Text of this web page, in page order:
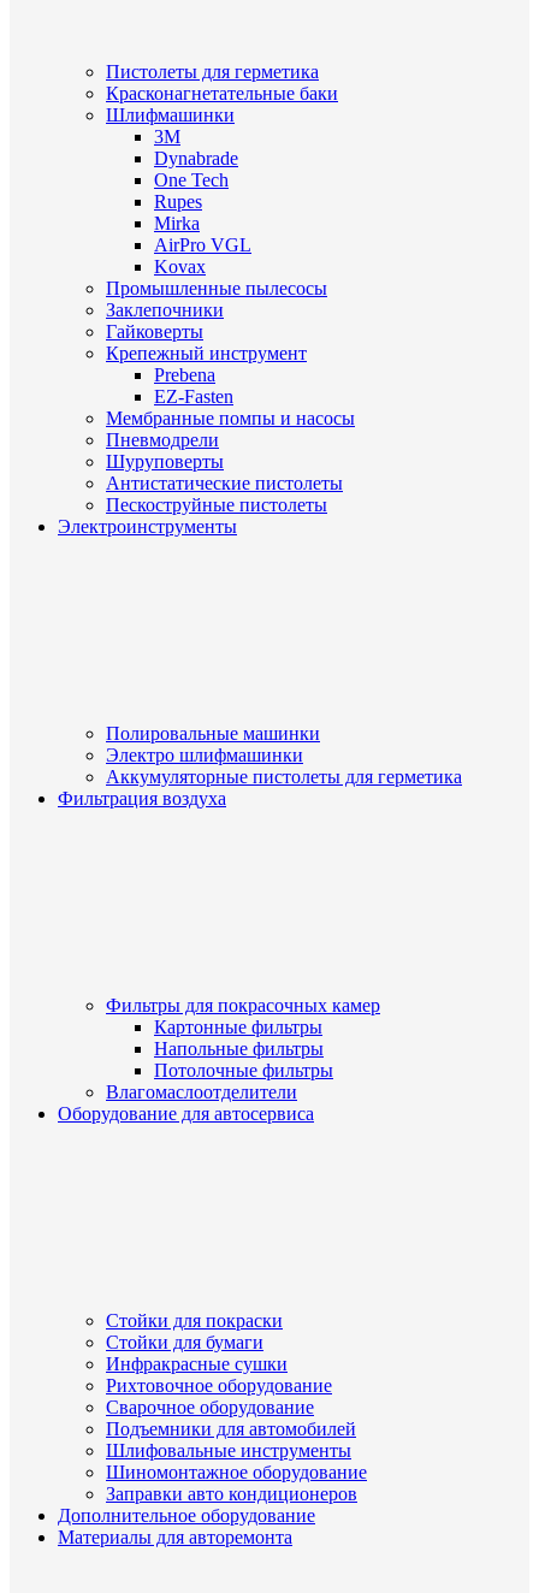
Пистолеты для герметика
Красконагнетательные баки
Шлифмашинки
3M
Dynabrade
One Tech
Rupes
Mirka
AirPro VGL
Kovax
Промышленные пылесосы
Заклепочники
Гайковерты
Крепежный инструмент
Prebena
EZ-Fasten
Мембранные помпы и насосы
Пневмодрели
Шуруповерты
Антистатические пистолеты
Пескоструйные пистолеты
Электроинструменты
Полировальные машинки
Электро шлифмашинки
Аккумуляторные пистолеты для герметика
Фильтрация воздуха
Фильтры для покрасочных камер
Картонные фильтры
Напольные фильтры
Потолочные фильтры
Влагомаслоотделители
Оборудование для автосервиса
Стойки для покраски
Стойки для бумаги
Инфракрасные сушки
Рихтовочное оборудование
Сварочное оборудование
Подъемники для автомобилей
Шлифовальные инструменты
Шиномонтажное оборудование
Заправки авто кондиционеров
Дополнительное оборудование
Материалы для авторемонта